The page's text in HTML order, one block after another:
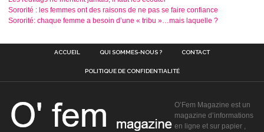
Sororité : les femmes ont des raisons de ne pas se faire confiance
Sororité: chaque femme a besoin d’une « tribu »…mais laquelle ?
ACCUEIL QUI SOMMES-NOUS ? CONTACT
POLITIQUE DE CONFIDENTIALITÉ
O’Fem Magazine est un
magazine d’informations
en ligne et sur papier ,